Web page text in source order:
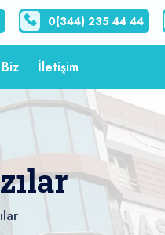
0(344) 235 44 44
İletişim